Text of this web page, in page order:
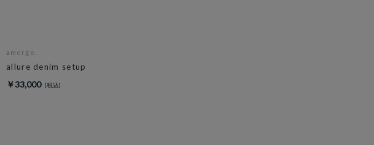
amerge.
allure denim setup
￥33,000